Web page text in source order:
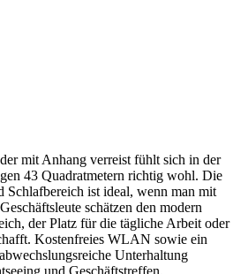
mit Anhang verreist fühlt sich in der
43 Quadratmetern richtig wohl. Die
Schlafbereich ist ideal, wenn man mit
schätzen den modern
der Platz für die tägliche Arbeit oder
Kostenfreies WLAN sowie ein
Unterhaltung
und Geschäftstreffen.